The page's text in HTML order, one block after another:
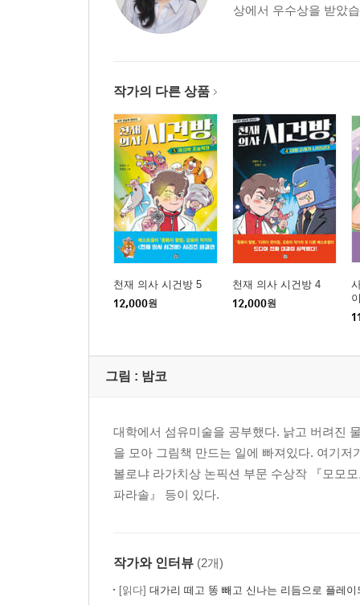
상에서 우수상을 받았
작가의 다른 상품
천재 의사 시건방 5
12,000원
천재 의사 시건방 4
12,000원
그림 : 밤코
대학에서 섬유미술을 공부했다. 낡고 버려진
을 모아 그림책 만드는 일에 빠져있다. 여기
볼로냐 라가치상 논픽션 부문 수상작 『모모
파라솔』 등이 있다.
작가와 인터뷰 (2개)
[읽다] 대가리 떼고 똥 빼고 신나는 리듬으로 플레